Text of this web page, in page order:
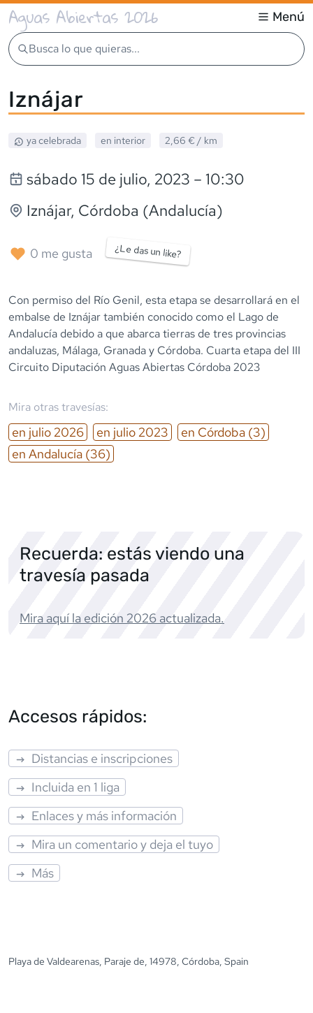
Aguas Abiertas 2026 Menú
Busca lo que quieras...
Iznájar
ya celebrada en interior 2,66 € / km
sábado 15 de julio, 2023 – 10:30
Iznájar, Córdoba (Andalucía)
0 me gusta ¿Le das un like?
Con permiso del Río Genil, esta etapa se desarrollará en el
embalse de Iznájar también conocido como el Lago de
Andalucía debido a que abarca tierras de tres provincias
andaluzas, Málaga, Granada y Córdoba. Cuarta etapa del III
Circuito Diputación Aguas Abiertas Córdoba 2023
Mira otras travesías:
en julio 2026 en julio 2023 en Córdoba (3)
en Andalucía (36)
Recuerda: estás viendo una
travesía pasada
Mira aquí la edición 2026 actualizada.
Accesos rápidos:
Distancias e inscripciones
Incluida en 1 liga
Enlaces y más información
Mira un comentario y deja el tuyo
Más
Playa de Valdearenas, Paraje de, 14978, Córdoba, Spain